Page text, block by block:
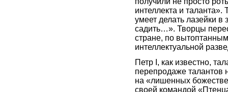
интеллекта и таланта».
умеет делать лазейки
садить…». Творцы
стране, по
интеллектуальной
Петр I, как известно,
перепродаже талантов
на «лишенных
своей командой